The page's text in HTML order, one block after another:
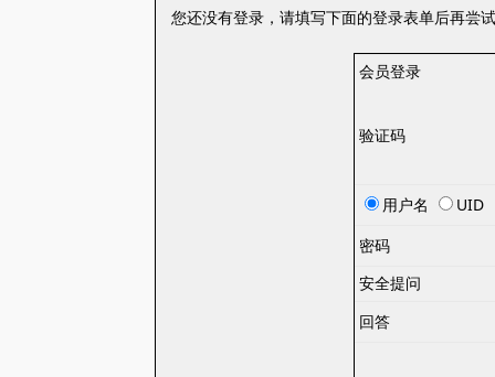
您还没有登录，请填写下面的登录表单后再尝
会员登录
验证码
用户名
UID
密码
安全提问
回答